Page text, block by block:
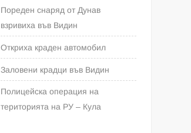
Пореден снаряд от Дунав
взривиха във Видин
Откриха краден автомобил
Заловени крадци във Видин
Полицейска операция на
територията на РУ – Кула